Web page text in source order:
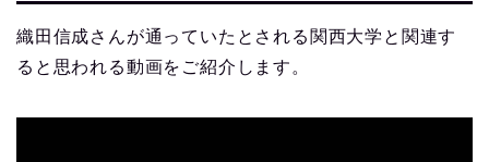
織田信成さんが通っていたとされる関西大学と関連す
ると思われる動画をご紹介します。